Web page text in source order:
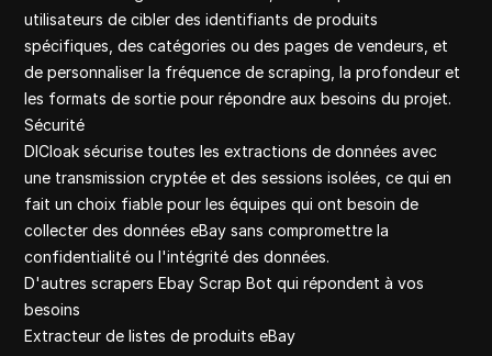
utilisateurs de cibler des identifiants de produits
spécifiques, des catégories ou des pages de vendeurs, et
de personnaliser la fréquence de scraping, la profondeur et
les formats de sortie pour répondre aux besoins du projet.
Sécurité
DICloak sécurise toutes les extractions de données avec
une transmission cryptée et des sessions isolées, ce qui en
fait un choix fiable pour les équipes qui ont besoin de
collecter des données eBay sans compromettre la
confidentialité ou l'intégrité des données.
D'autres scrapers Ebay Scrap Bot qui répondent à vos
besoins
Extracteur de listes de produits eBay